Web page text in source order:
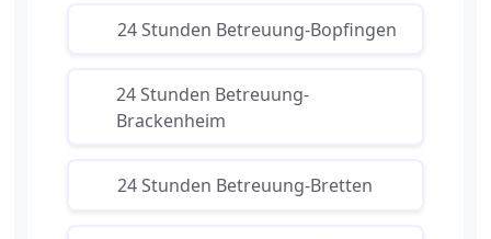
24 Stunden Betreuung-Bopfingen
24 Stunden Betreuung-
Brackenheim
24 Stunden Betreuung-Bretten